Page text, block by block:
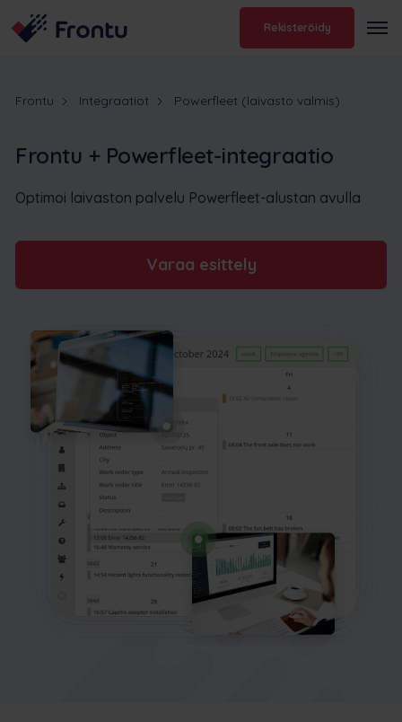
Rekisteröidy
Frontu Integraatiot Powerfleet (laivasto valmis)
Frontu + Powerfleet-integraatio
Optimoi laivaston palvelu Powerfleet-alustan avulla
Varaa esittely